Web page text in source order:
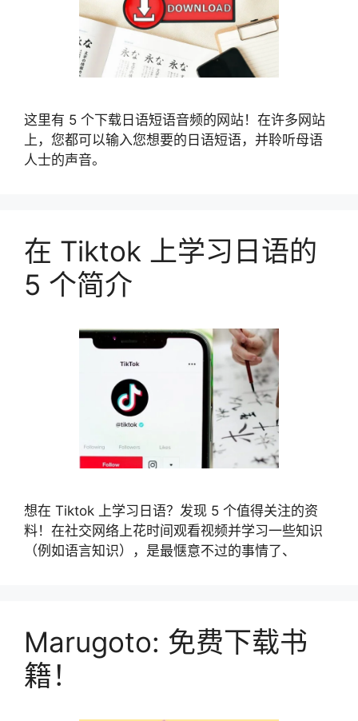
这里有 5 个下载日语短语音频的网站！在许多网站
上，您都可以输入您想要的日语短语，并聆听母语
人士的声音。
在 Tiktok 上学习日语的
5 个简介
想在 Tiktok 上学习日语？发现 5 个值得关注的资
料！在社交网络上花时间观看视频并学习一些知识
（例如语言知识），是最惬意不过的事情了、
Marugoto: 免费下载书
籍！